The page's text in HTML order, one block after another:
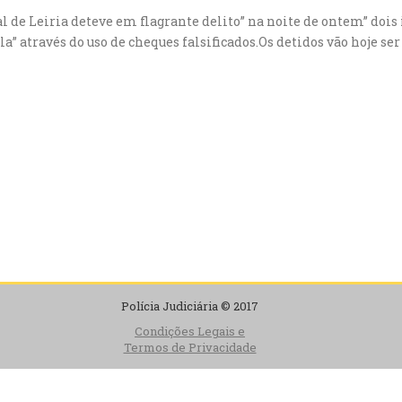
Leiria deteve em flagrante delito” na noite de ontem” dois
através do uso de cheques falsificados.Os detidos vão hoje
Polícia Judiciária © 2017
Condições Legais e
Termos de Privacidade